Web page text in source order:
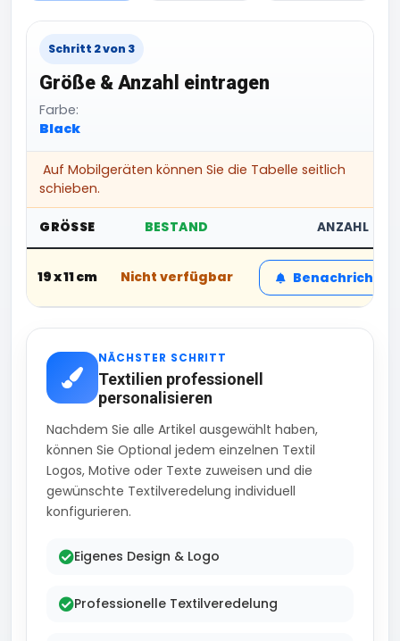
Schritt 2 von 3
Größe & Anzahl eintragen
Farbe:
Black
Auf Mobilgeräten können Sie die Tabelle seitlich
schieben.
GRÖSSE BESTAND ANZAHL
19 x 11 cm Nicht verfügbar
NÄCHSTER SCHRITT
Textilien professionell
personalisieren
Nachdem Sie alle Artikel ausgewählt haben,
können Sie Optional jedem einzelnen Textil
Logos, Motive oder Texte zuweisen und die
gewünschte Textilveredelung individuell
konfigurieren.
Eigenes Design & Logo
Professionelle Textilveredelung